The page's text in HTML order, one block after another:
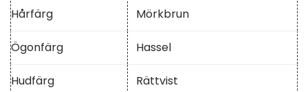
Hårfärg Mörkbrun
Ögonfärg Hassel
Hudfärg Rättvist